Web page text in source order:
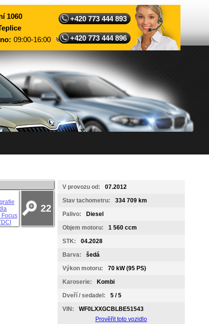
1060
09:00-16:00
09:00-17:00
09:00-17:00
09:00-17:00
09:00-17:00
09:00-17:00
09:00-16:00
zavřeno
+420 773 444 893
+420 773 444 896
22
V provozu od:
07.2012
Stav tachometru:
334 709 km
Palivo:
Diesel
Objem motoru:
1 560 ccm
STK:
04.2028
Barva:
šedá
Výkon motoru:
70 kW (95 PS)
Karoserie:
Kombi
Dveří / sedadel:
5 / 5
VIN:
WF0LXXGCBLBE51543
Prověřit toto vozidlo